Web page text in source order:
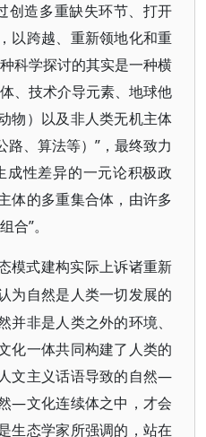
创造多重缺失环节、打开
以跨越、重新领地化和重
科学探讨的其实是一种横
、技术介导元素、地球他
物）以及非人类无机主体
路、算法等）”，最终致力
成性差异的一元论积极政
体的多重集合体，由许多
合”。
模式建构实际上诉诸重新
为自然是人类一切发展的
并非是人类之外的环境、
化一体共同构建了人类的
文主义话语导致的自然—
—文化连续体之中，才会
生态学家所强调的，站在